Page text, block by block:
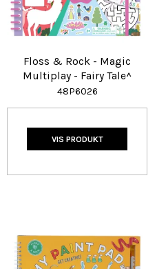
Floss & Rock - Magic
Multiplay - Fairy Tale^
48P6026
VIS PRODUKT